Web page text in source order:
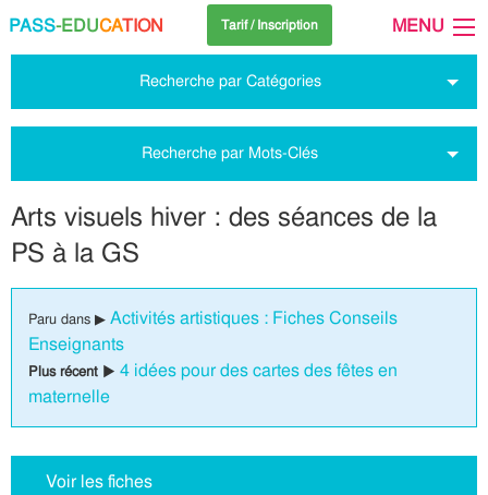
PASS-EDUCATION Tarif / Inscription MENU
Recherche par Catégories
Recherche par Mots-Clés
Arts visuels hiver : des séances de la
PS à la GS
Paru dans ▶ Activités artistiques : Fiches Conseils
Enseignants
Plus récent ▶ 4 idées pour des cartes des fêtes en
maternelle
Voir les fiches